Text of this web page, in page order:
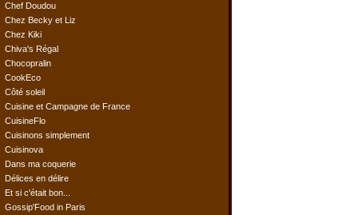
Chef Doudou
Chez Becky et Liz
Chez Kiki
Chiva's Régal
Chocopralin
CookEco
Côté soleil
Cuisine et Campagne de France
CuisineFlo
Cuisinons simplement
Cuisinova
Dans ma coquerie
Délices en délire
Et si c'était bon...
Gossip'Food in Paris